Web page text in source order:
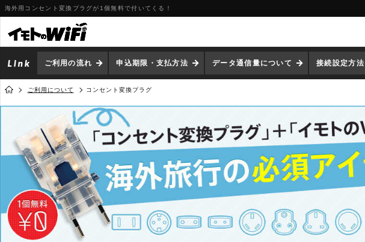
海外用コンセント変換プラグが1個無料で付いてくる！
ご利用の流れ 申込期限・支払方法 データ通信量について 接続設定方法
ご利用について コンセント変換プラグ